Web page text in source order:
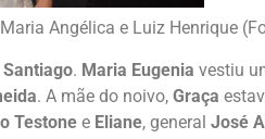
Angélica e Luiz Henrique
. Maria Eugenia vestiu
. A mãe do noivo, Graça
Testone e Eliane, general José